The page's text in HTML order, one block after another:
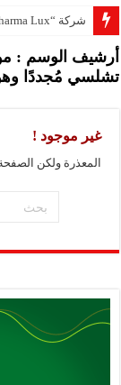
شركة “SI Pharma Lux”: مشاركتنا في المعرض عززت التواصل مع الشركاء المحليين والدوليين
أرشيف الوسم :
تشلسي مُجددًا
غير موجود !
المعذرة ولكن